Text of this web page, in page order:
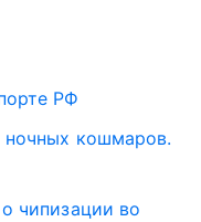
РФ
ночных кошмаров.
чипизации во